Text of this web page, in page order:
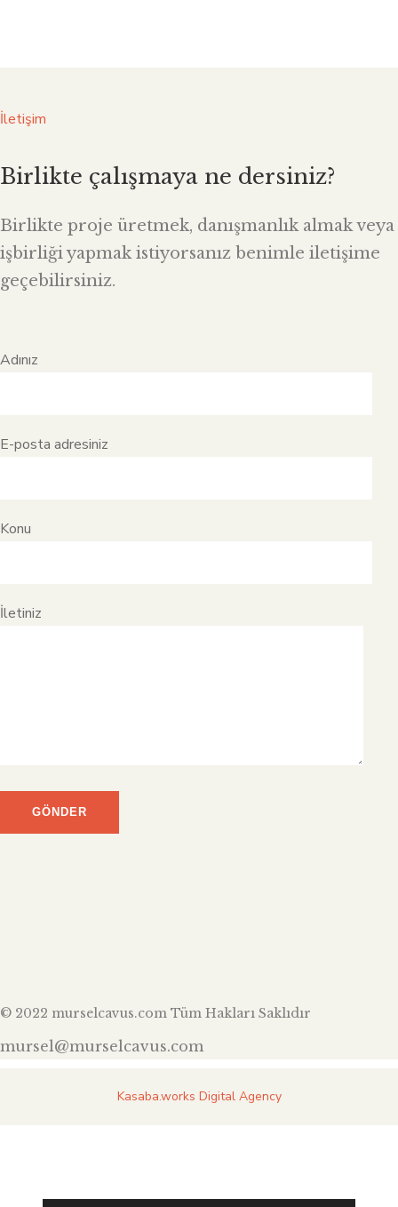
İletişim
Birlikte çalışmaya ne dersiniz?
Birlikte proje üretmek, danışmanlık almak veya
işbirliği yapmak istiyorsanız benimle iletişime
geçebilirsiniz.
Adınız
E-posta adresiniz
Konu
İletiniz
© 2022 murselcavus.com Tüm Hakları Saklıdır
mursel@murselcavus.com
Kasaba.works Digital Agency